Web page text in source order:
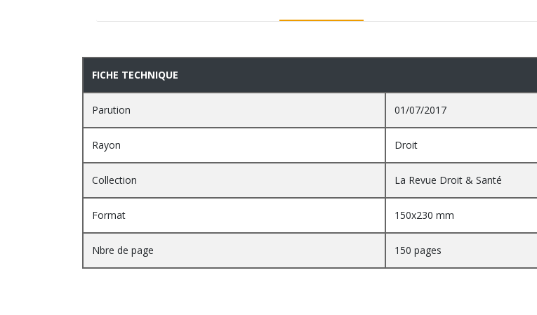
PRESENTATION
FICHE TECHNIQUE
Parution 01/07/2017
Rayon Droit
Collection La Revue Droit & Santé
Format 150x230 mm
Nbre de page 150 pages